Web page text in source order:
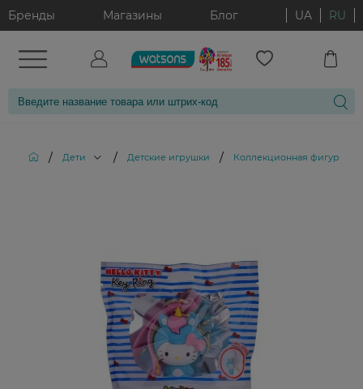
Бренды Магазины Блог UA RU
/ Дети / Детские игрушки / Коллекционная фигурка-